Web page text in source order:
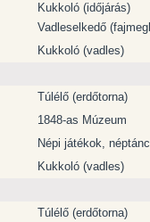
Kukkoló (időjárás)
Vadleselkedő
Kukkoló (vadles)
Túlélő (erdőtorna)
1848-as Múzeum
Népi játékok, néptánc
Kukkoló (vadles)
Túlélő (erdőtorna)